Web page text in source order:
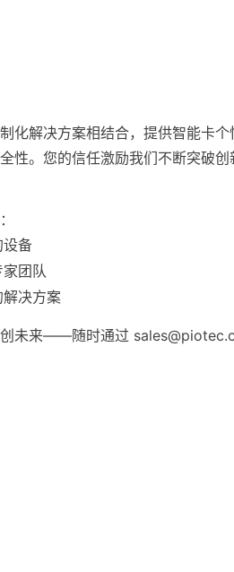
化解决方案相结合，提供智能卡个
性。您的信任激励我们不断突破创
备
团队
决方案
未来——随时通过